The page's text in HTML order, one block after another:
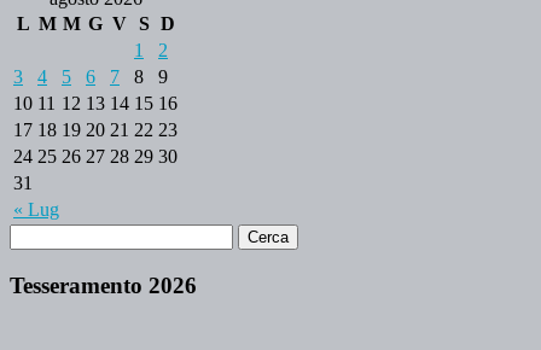
L M M G V S D
« Lug
1
2
3
4 5 6 7 8
9
10 11 12 13 14 15 16
17 18 19 20 21 22 23
24 25 26 27 28 29 30
31
Tesseramento 2026